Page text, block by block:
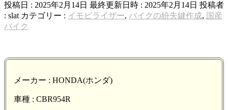
投稿日 : 2025年2月14日 最終更新日時 : 2025年2月14日 投稿者
: slat カテゴリー : イモビライザー, バイクの紛失鍵作成, 国産
バイク
メーカー : HONDA(ホンダ)
車種 : CBR954R